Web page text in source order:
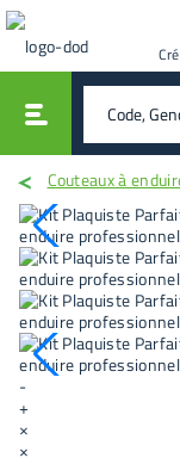
rechercher
Couteaux à
-
+
×
×